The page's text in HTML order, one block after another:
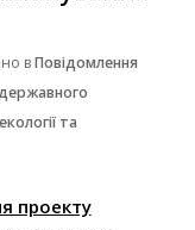
вПовідомлення
та
проекту